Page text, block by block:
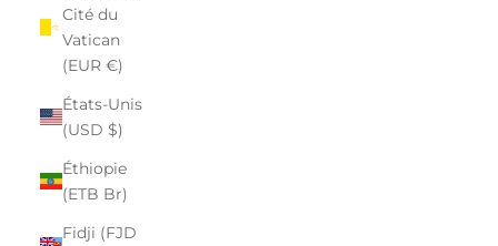
Cité du
Vatican
(EUR €)
États-Unis
(USD $)
Éthiopie
(ETB Br)
Fidji (FJD